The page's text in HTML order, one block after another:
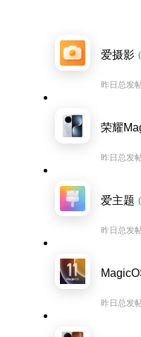
爱摄影
昨日总发
昨日总发
爱主题
昨日总发
昨日总发